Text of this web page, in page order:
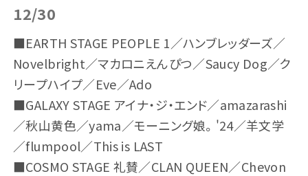
グッズ
12/30
■EARTH STAGE PEOPLE 1／ハンブレッダーズ／
Novelbright／マカロニえんぴつ／Saucy Dog／ク
リープハイプ／Eve／Ado
■GALAXY STAGE アイナ・ジ・エンド／amazarashi
／秋山黄色／yama／モーニング娘。'24／羊文学
／flumpool／This is LAST
■COSMO STAGE 礼賛／CLAN QUEEN／Chevon